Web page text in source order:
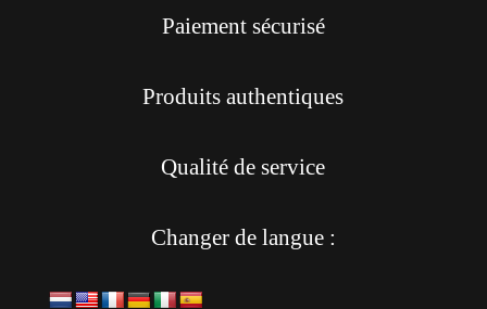
Paiement sécurisé
Produits authentiques
Qualité de service
Changer de langue :